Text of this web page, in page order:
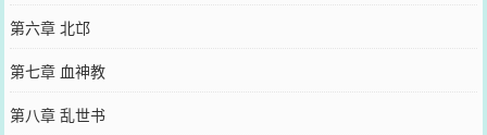
第六章 北邙
第七章 血神教
第八章 乱世书